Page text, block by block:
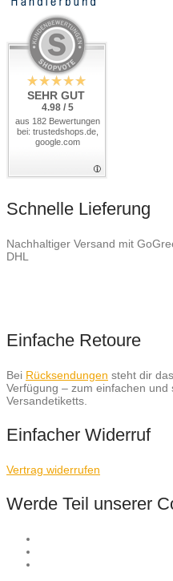
SEHR GUT
4.98 / 5
aus 182 Bewertungen
bei: trustedshops.de,
google.com
Schnelle Lieferung
Nachhaltiger Versand mit
DHL
Einfache Retoure
Bei Rücksendungen steht dir
Verfügung – zum einfachen und
Versandetiketts.
Einfacher Widerruf
Vertrag widerrufen
Werde Teil unserer